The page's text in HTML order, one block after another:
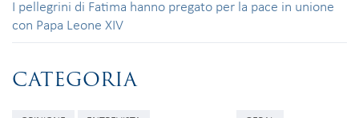
I pellegrini di Fatima hanno pregato per la pace in unione
con Papa Leone XIV
CATEGORIA